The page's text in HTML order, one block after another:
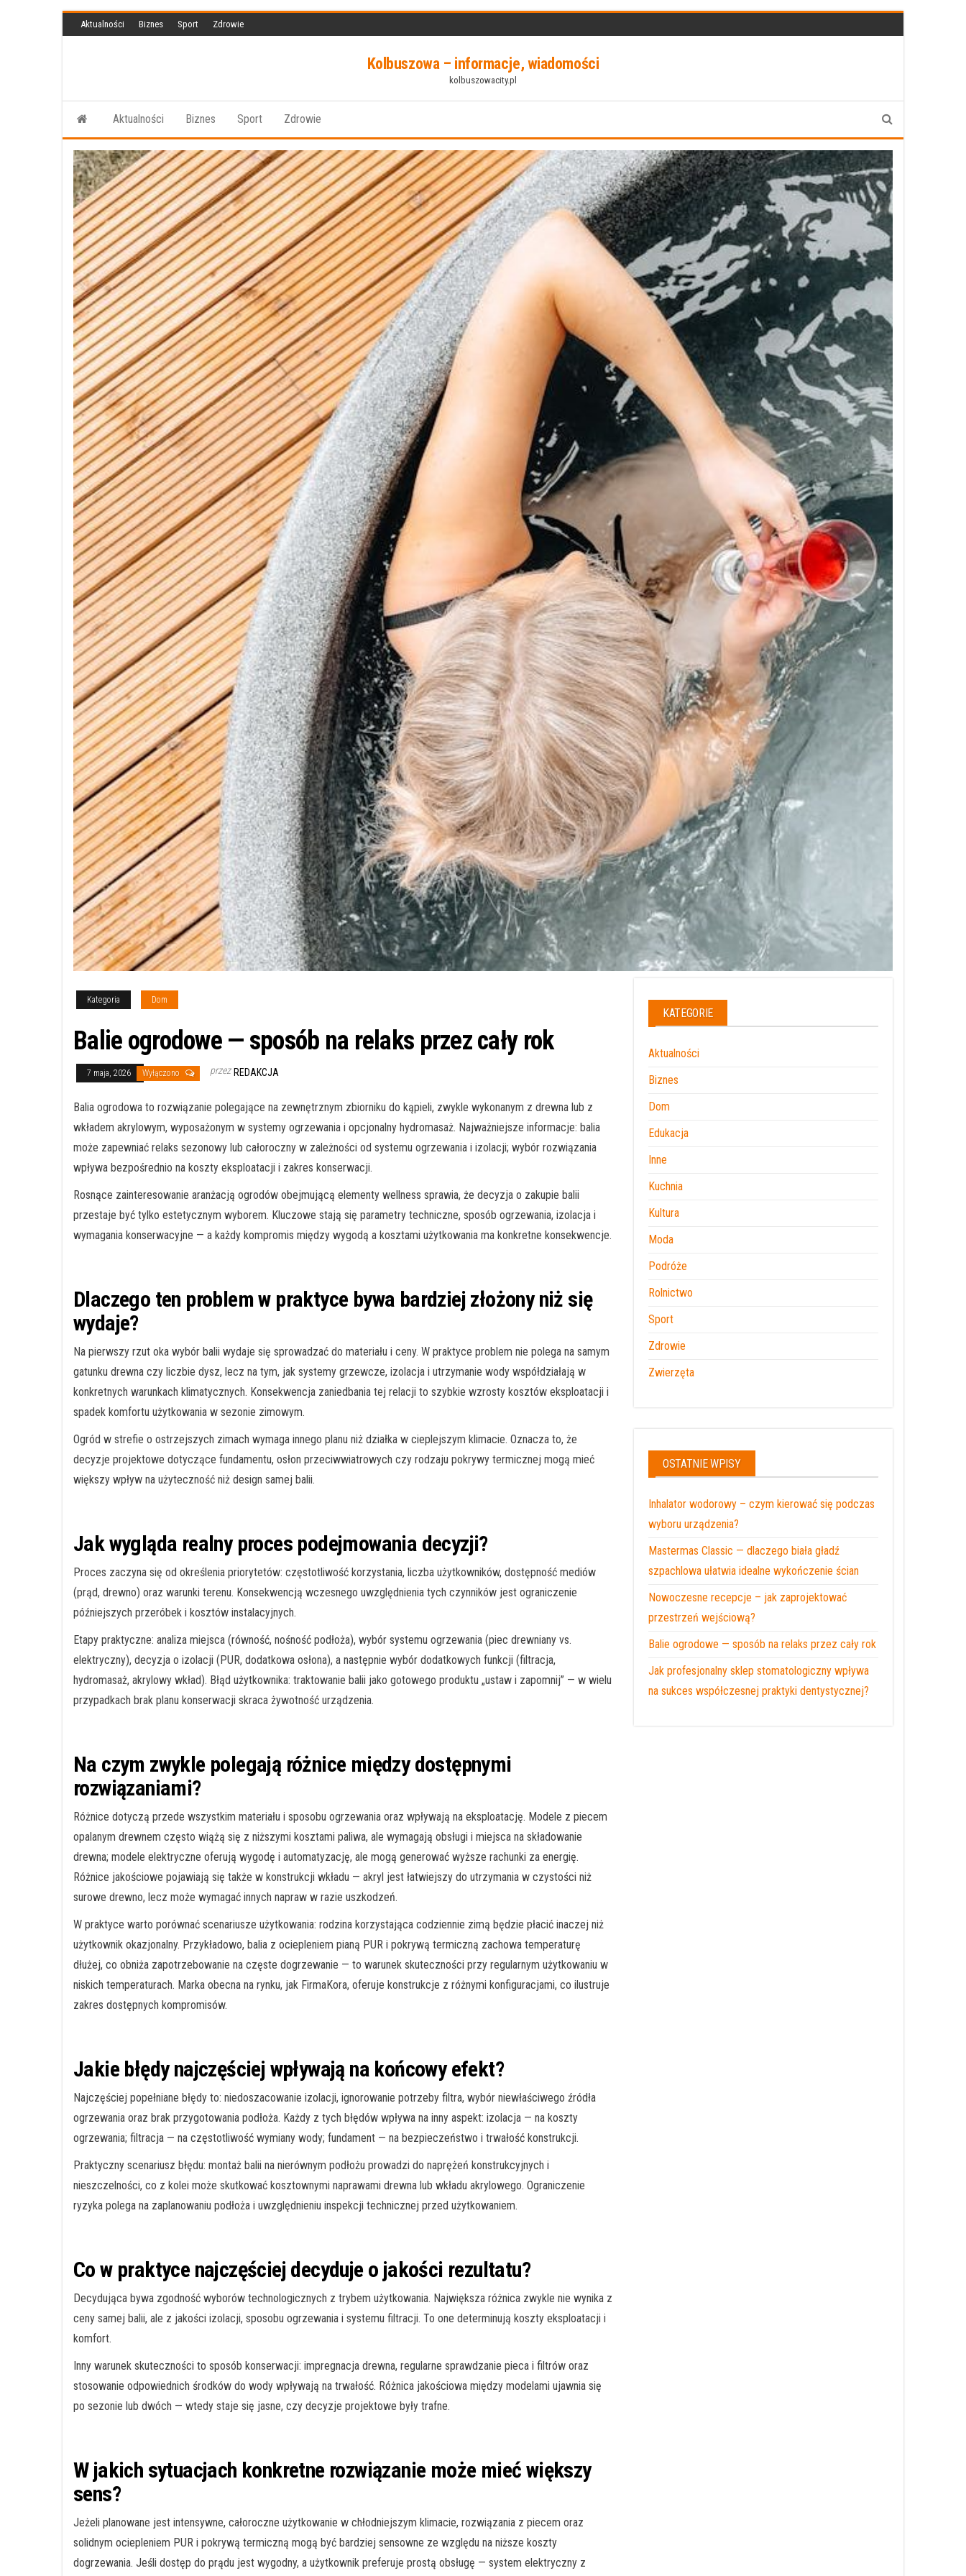
Przejdź
do
Aktualności Biznes Sport Zdrowie
Kolbuszowa – informacje, wiadomości
kolbuszowacity.pl
Aktualności Biznes Sport Zdrowie
Kategoria Dom
Balie ogrodowe — sposób na relaks przez cały rok
7 maja, 2026 Wyłączono przez REDAKCJA
Balia ogrodowa to rozwiązanie polegające na zewnętrznym zbiorniku do kąpieli, zwykle wykonanym z drewna lub z
wkładem akrylowym, wyposażonym w systemy ogrzewania i opcjonalny hydromasaż. Najważniejsze informacje: balia
może zapewniać relaks sezonowy lub całoroczny w zależności od systemu ogrzewania i izolacji; wybór rozwiązania
wpływa bezpośrednio na koszty eksploatacji i zakres konserwacji.
Rosnące zainteresowanie aranżacją ogrodów obejmującą elementy wellness sprawia, że decyzja o zakupie balii
przestaje być tylko estetycznym wyborem. Kluczowe stają się parametry techniczne, sposób ogrzewania, izolacja i
wymagania konserwacyjne — a każdy kompromis między wygodą a kosztami użytkowania ma konkretne konsekwencje.
Dlaczego ten problem w praktyce bywa bardziej złożony niż się
wydaje?
Na pierwszy rzut oka wybór balii wydaje się sprowadzać do materiału i ceny. W praktyce problem nie polega na samym
gatunku drewna czy liczbie dysz, lecz na tym, jak systemy grzewcze, izolacja i utrzymanie wody współdziałają w
konkretnych warunkach klimatycznych. Konsekwencja zaniedbania tej relacji to szybkie wzrosty kosztów eksploatacji i
spadek komfortu użytkowania w sezonie zimowym.
Ogród w strefie o ostrzejszych zimach wymaga innego planu niż działka w cieplejszym klimacie. Oznacza to, że
decyzje projektowe dotyczące fundamentu, osłon przeciwwiatrowych czy rodzaju pokrywy termicznej mogą mieć
większy wpływ na użyteczność niż design samej balii.
Jak wygląda realny proces podejmowania decyzji?
Proces zaczyna się od określenia priorytetów: częstotliwość korzystania, liczba użytkowników, dostępność mediów
(prąd, drewno) oraz warunki terenu. Konsekwencją wczesnego uwzględnienia tych czynników jest ograniczenie
późniejszych przeróbek i kosztów instalacyjnych.
Etapy praktyczne: analiza miejsca (równość, nośność podłoża), wybór systemu ogrzewania (piec drewniany vs.
elektryczny), decyzja o izolacji (PUR, dodatkowa osłona), a następnie wybór dodatkowych funkcji (filtracja,
hydromasaż, akrylowy wkład). Błąd użytkownika: traktowanie balii jako gotowego produktu „ustaw i zapomnij” — w wielu
przypadkach brak planu konserwacji skraca żywotność urządzenia.
Na czym zwykle polegają różnice między dostępnymi
rozwiązaniami?
Różnice dotyczą przede wszystkim materiału i sposobu ogrzewania oraz wpływają na eksploatację. Modele z piecem
opalanym drewnem często wiążą się z niższymi kosztami paliwa, ale wymagają obsługi i miejsca na składowanie
drewna; modele elektryczne oferują wygodę i automatyzację, ale mogą generować wyższe rachunki za energię.
Różnice jakościowe pojawiają się także w konstrukcji wkładu — akryl jest łatwiejszy do utrzymania w czystości niż
surowe drewno, lecz może wymagać innych napraw w razie uszkodzeń.
W praktyce warto porównać scenariusze użytkowania: rodzina korzystająca codziennie zimą będzie płacić inaczej niż
użytkownik okazjonalny. Przykładowo, balia z ociepleniem pianą PUR i pokrywą termiczną zachowa temperaturę
dłużej, co obniża zapotrzebowanie na częste dogrzewanie — to warunek skuteczności przy regularnym użytkowaniu w
niskich temperaturach. Marka obecna na rynku, jak FirmaKora, oferuje konstrukcje z różnymi konfiguracjami, co ilustruje
zakres dostępnych kompromisów.
Jakie błędy najczęściej wpływają na końcowy efekt?
Najczęściej popełniane błędy to: niedoszacowanie izolacji, ignorowanie potrzeby filtra, wybór niewłaściwego źródła
ogrzewania oraz brak przygotowania podłoża. Każdy z tych błędów wpływa na inny aspekt: izolacja — na koszty
ogrzewania; filtracja — na częstotliwość wymiany wody; fundament — na bezpieczeństwo i trwałość konstrukcji.
Praktyczny scenariusz błędu: montaż balii na nierównym podłożu prowadzi do naprężeń konstrukcyjnych i
nieszczelności, co z kolei może skutkować kosztownymi naprawami drewna lub wkładu akrylowego. Ograniczenie
ryzyka polega na zaplanowaniu podłoża i uwzględnieniu inspekcji technicznej przed użytkowaniem.
Co w praktyce najczęściej decyduje o jakości rezultatu?
Decydująca bywa zgodność wyborów technologicznych z trybem użytkowania. Największa różnica zwykle nie wynika z
ceny samej balii, ale z jakości izolacji, sposobu ogrzewania i systemu filtracji. To one determinują koszty eksploatacji i
komfort.
Inny warunek skuteczności to sposób konserwacji: impregnacja drewna, regularne sprawdzanie pieca i filtrów oraz
stosowanie odpowiednich środków do wody wpływają na trwałość. Różnica jakościowa między modelami ujawnia się
po sezonie lub dwóch — wtedy staje się jasne, czy decyzje projektowe były trafne.
W jakich sytuacjach konkretne rozwiązanie może mieć większy
sens?
Jeżeli planowane jest intensywne, całoroczne użytkowanie w chłodniejszym klimacie, rozwiązania z piecem oraz
solidnym ociepleniem PUR i pokrywą termiczną mogą być bardziej sensowne ze względu na niższe koszty
dogrzewania. Jeśli dostęp do prądu jest wygodny, a użytkownik preferuje prostą obsługę — system elektryczny z
KATEGORIE
Aktualności
Biznes
Dom
Edukacja
Inne
Kuchnia
Kultura
Moda
Podróże
Rolnictwo
Sport
Zdrowie
Zwierzęta
OSTATNIE WPISY
Inhalator wodorowy – czym kierować się podczas
wyboru urządzenia?
Mastermas Classic — dlaczego biała gładź
szpachlowa ułatwia idealne wykończenie ścian
Nowoczesne recepcje – jak zaprojektować
przestrzeń wejściową?
Balie ogrodowe — sposób na relaks przez cały rok
Jak profesjonalny sklep stomatologiczny wpływa
na sukces współczesnej praktyki dentystycznej?